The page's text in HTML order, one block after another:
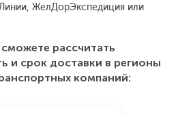
ЖелДорЭкспедиция или
рассчитать
и срок доставки в регионы
компаний: